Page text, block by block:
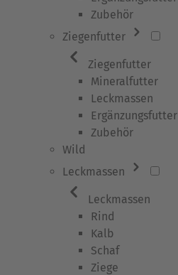
Zubehör
Ziegenfutter
Ziegenfutter
Mineralfutter
Leckmassen
Ergänzungsfutter
Zubehör
Wild
Leckmassen
Leckmassen
Rind
Kalb
Schaf
Ziege